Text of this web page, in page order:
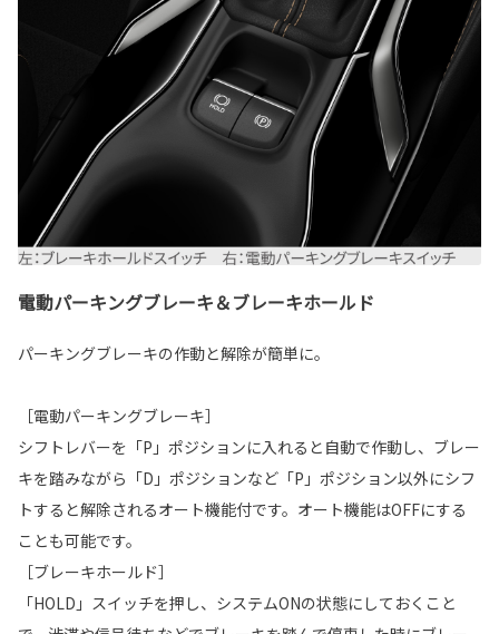
電動パーキングブレーキ＆ブレーキホールド
パーキングブレーキの作動と解除が簡単に。
［電動パーキングブレーキ］
シフトレバーを「P」ポジションに入れると自動で作動し、ブレー
キを踏みながら「D」ポジションなど「P」ポジション以外にシフ
トすると解除されるオート機能付です。オート機能はOFFにする
ことも可能です。
［ブレーキホールド］
「HOLD」スイッチを押し、システムONの状態にしておくこと